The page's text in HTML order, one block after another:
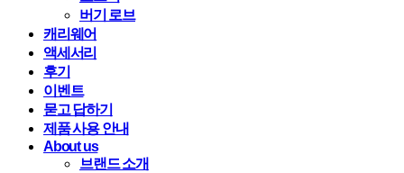
버기 로브
캐리웨어
액세서리
후기
이벤트
묻고 답하기
제품 사용 안내
About us
브랜드 소개